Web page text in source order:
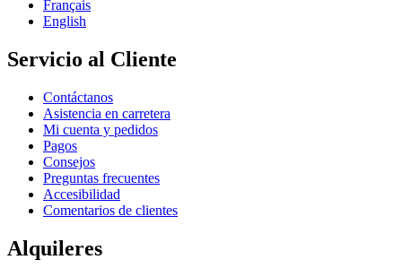
Français
English
Servicio al Cliente
Contáctanos
Asistencia en carretera
Mi cuenta y pedidos
Pagos
Consejos
Preguntas frecuentes
Accesibilidad
Comentarios de clientes
Alquileres